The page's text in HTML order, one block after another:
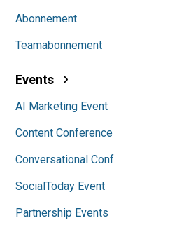
Abonnement
Teamabonnement
Events
AI Marketing Event
Content Conference
Conversational Conf.
SocialToday Event
Partnership Events